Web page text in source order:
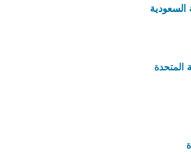
السعودية
المتحدة